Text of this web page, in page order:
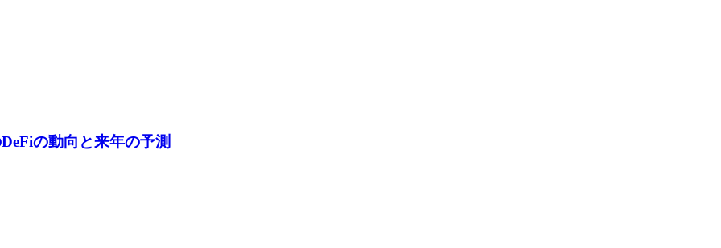
の動向と来年の予測